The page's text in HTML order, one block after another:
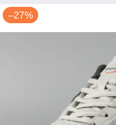
–27%